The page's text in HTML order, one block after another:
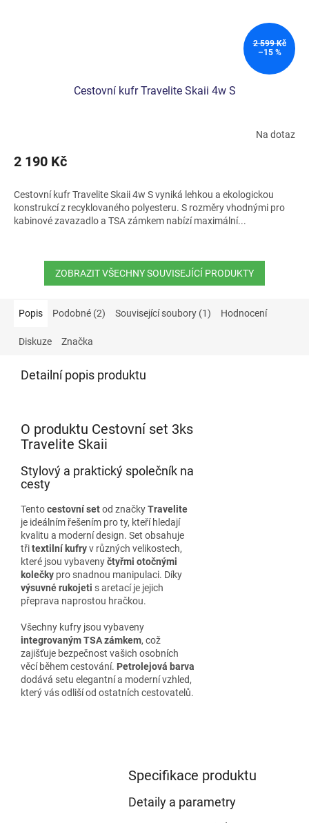
2 599 Kč
–15 %
Cestovní kufr Travelite Skaii 4w S
produktu
z
5
hvězdiček.
Na dotaz
2 190 Kč
Cestovní kufr Travelite Skaii 4w S vyniká lehkou a ekologickou
konstrukcí z recyklovaného polyesteru. S rozměry vhodnými pro
kabinové zavazadlo a TSA zámkem nabízí maximální...
ZOBRAZIT VŠECHNY SOUVISEJÍCÍ PRODUKTY
Popis Podobné (2) Související soubory (1) Hodnocení
Diskuze Značka
Detailní popis produktu
O produktu Cestovní set 3ks
Travelite Skaii
Stylový a praktický společník na
cesty
Tentocestovní setod značkyTravelite
je ideálním řešením pro ty, kteří hledají
kvalitu a moderní design. Set obsahuje
třitextilní kufryv různých velikostech,
které jsou vybavenyčtyřmi otočnými
kolečky pro snadnou manipulaci. Díky
výsuvné rukojeti s aretací je jejich
přeprava naprostou hračkou.
Všechny kufry jsou vybaveny
integrovaným TSA zámkem, což
zajišťuje bezpečnost vašich osobních
věcí během cestování. Petrolejová barva
dodává setu elegantní a moderní vzhled,
který vás odliší od ostatních cestovatelů.
Specifikace produktu
Detaily a parametry